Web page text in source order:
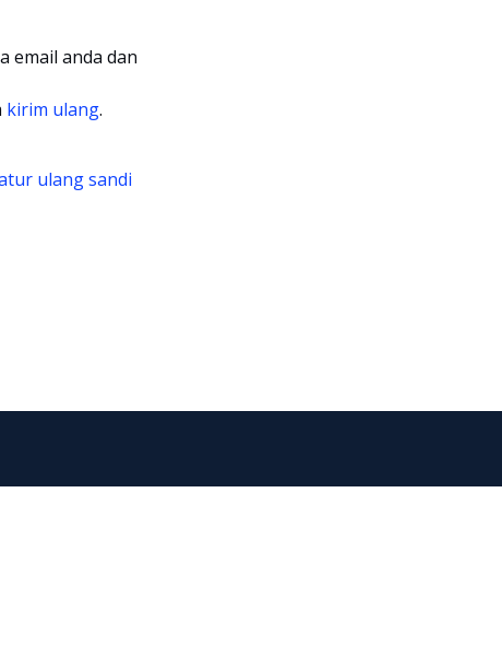
email anda dan
kirim ulang.
ulang sandi